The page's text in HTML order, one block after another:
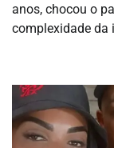
anos, chocou o
complexidade da